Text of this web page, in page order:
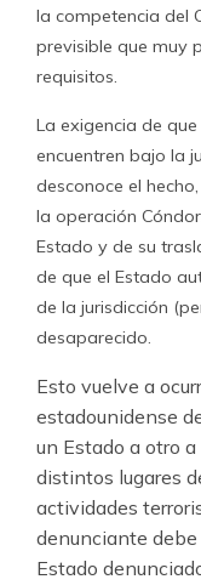
la competencia del
previsible que muy
requisitos.
La exigencia de
encuentren bajo la
desconoce el
la operación
Estado y de su
de que el Estado
de la jurisdicción
desaparecido.
Esto vuelve a
estadounidense
un Estado a otro
distintos lugares
actividades
denunciante
Estado